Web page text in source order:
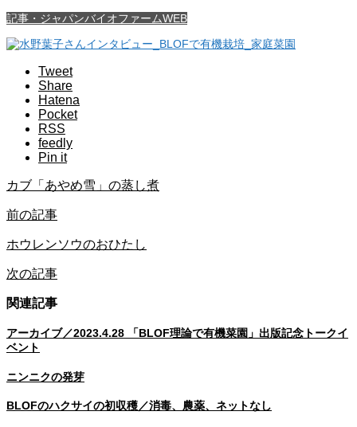
記事・ジャパンバイオファームWEB
Tweet
Share
Hatena
Pocket
RSS
feedly
Pin it
カブ「あやめ雪」の蒸し煮
前の記事
ホウレンソウのおひたし
次の記事
関連記事
アーカイブ／2023.4.28 「BLOF理論で有機菜園」出版記念トークイ
ベント
ニンニクの発芽
BLOFのハクサイの初収穫／消毒、農薬、ネットなし